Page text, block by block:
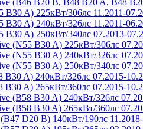
B30 A) 225кВт/306лс 11.2011-
B30 A) 240кВт/326лс 11.2011-
B30 A) 250кВт/340лс 07.2013-
(N55 B30 A) 225кВт/306лс
(N55 B30 A) 240кВт/326лс
(N55 B30 A) 250кВт/340лс
B30 A) 240кВт/326лс 07.2015-
B30 A) 265кВт/360лс 07.2015-
(B58 B30 A) 240кВт/326лс
(B58 B30 A) 265кВт/360лс
D20 B) 140кВт/190лс